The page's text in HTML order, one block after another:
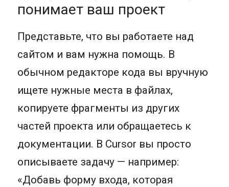
понимает ваш проект
Представьте, что вы работаете над
сайтом и вам нужна помощь. В
обычном редакторе кода вы вручную
ищете нужные места в файлах,
копируете фрагменты из других
частей проекта или обращаетесь к
документации. В Cursor вы просто
описываете задачу — например:
«Добавь форму входа, которая